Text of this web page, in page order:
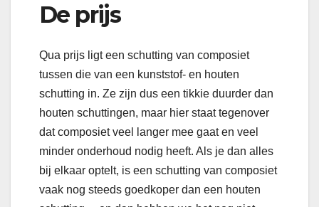
De prijs
Qua prijs ligt een schutting van composiet
tussen die van een kunststof- en houten
schutting in. Ze zijn dus een tikkie duurder dan
houten schuttingen, maar hier staat tegenover
dat composiet veel langer mee gaat en veel
minder onderhoud nodig heeft. Als je dan alles
bij elkaar optelt, is een schutting van composiet
vaak nog steeds goedkoper dan een houten